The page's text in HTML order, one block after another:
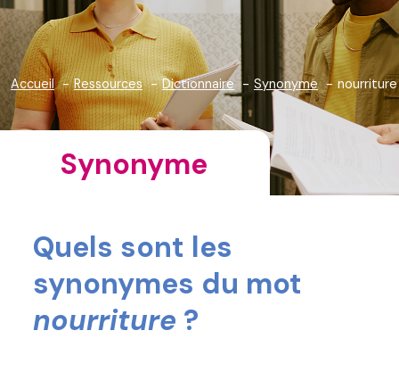
Accueil Ressources Dictionnaire Synonyme nourriture
Synonyme
Quels sont les
synonymes du mot
nourriture ?